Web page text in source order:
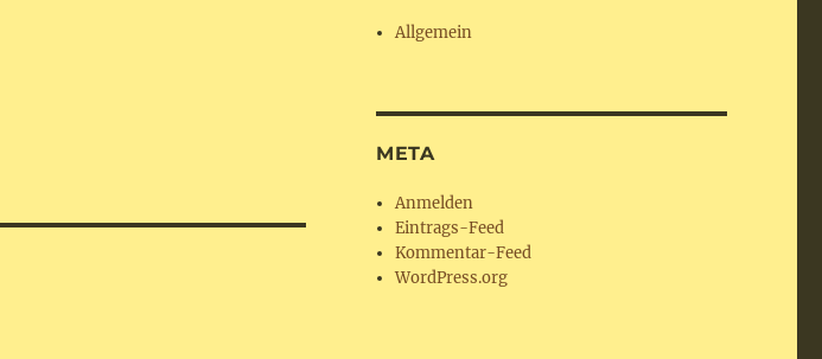
Allgemein
META
Anmelden
Eintrags-Feed
Kommentar-Feed
WordPress.org